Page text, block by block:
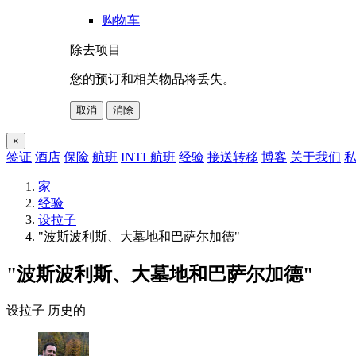
购物车
除去项目
您的预订和相关物品将丢失。
取消 消除
×
签证 酒店 保险 航班 INTL航班 经验 接送转移 博客 关于我们
家
经验
设拉子
"波斯波利斯、大墓地和巴萨尔加德"
"波斯波利斯、大墓地和巴萨尔加德"
设拉子 历史的